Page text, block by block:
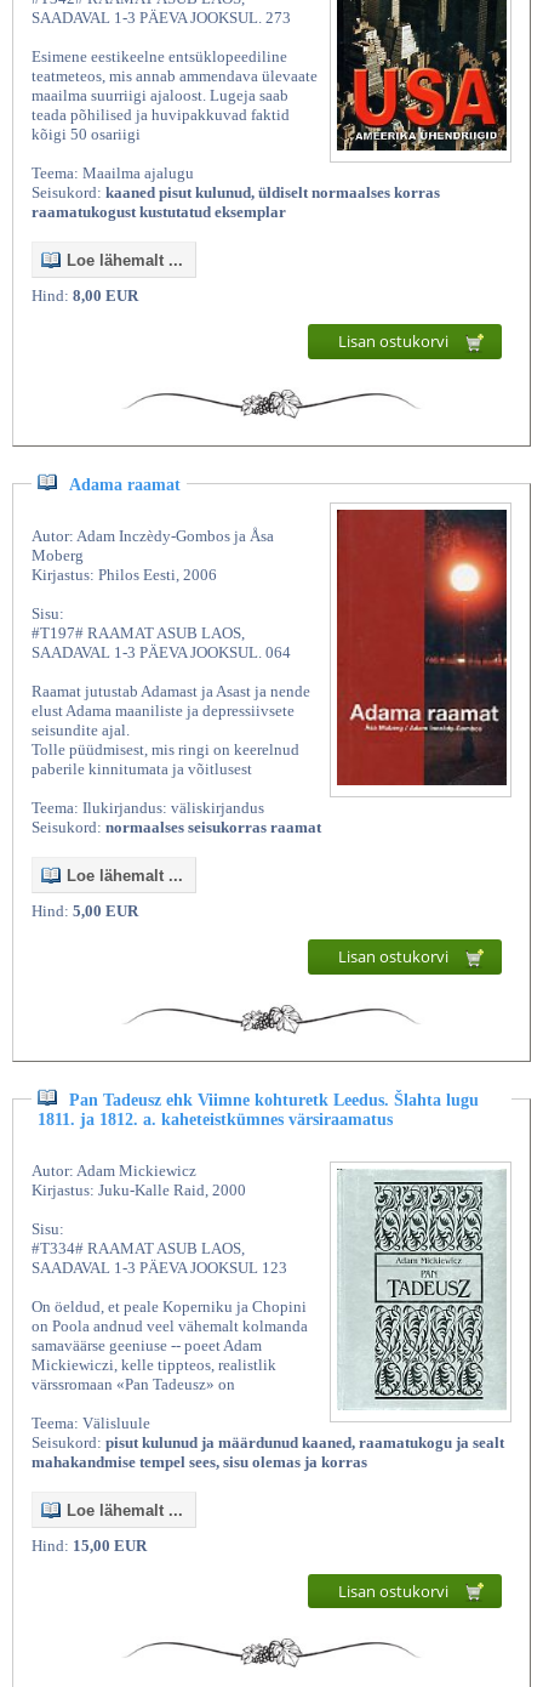
SAADAVAL 1-3 PÄEVA JOOKSUL. 273
Esimene eestikeelne entsüklopeediline
teatmeteos, mis annab ammendava ülevaate
maailma suurriigi ajaloost. Lugeja saab
teada põhilised ja huvipakkuvad faktid
kõigi 50 osariigi
Teema: Maailma ajalugu
Seisukord: kaaned pisut kulunud, üldiselt normaalses korras
raamatukogust kustutatud eksemplar
Loe lähemalt ...
Hind: 8,00 EUR
Lisan ostukorvi
Adama raamat
Autor: Adam Inczèdy-Gombos ja Åsa
Moberg
Kirjastus: Philos Eesti, 2006
Sisu:
#T197# RAAMAT ASUB LAOS,
SAADAVAL 1-3 PÄEVA JOOKSUL. 064
Raamat jutustab Adamast ja Asast ja nende
elust Adama maaniliste ja depressiivsete
seisundite ajal.
Tolle püüdmisest, mis ringi on keerelnud
paberile kinnitumata ja võitlusest
Teema: Ilukirjandus: väliskirjandus
Seisukord: normaalses seisukorras raamat
Loe lähemalt ...
Hind: 5,00 EUR
Lisan ostukorvi
Pan Tadeusz ehk Viimne kohturetk Leedus. Šlahta lugu
1811. ja 1812. a. kaheteistkümnes värsiraamatus
Autor: Adam Mickiewicz
Kirjastus: Juku-Kalle Raid, 2000
Sisu:
#T334# RAAMAT ASUB LAOS,
SAADAVAL 1-3 PÄEVA JOOKSUL 123
On öeldud, et peale Koperniku ja Chopini
on Poola andnud veel vähemalt kolmanda
samaväärse geeniuse -- poeet Adam
Mickiewiczi, kelle tippteos, realistlik
värssromaan «Pan Tadeusz» on
Teema: Välisluule
Seisukord: pisut kulunud ja määrdunud kaaned, raamatukogu ja sealt
mahakandmise tempel sees, sisu olemas ja korras
Loe lähemalt ...
Hind: 15,00 EUR
Lisan ostukorvi